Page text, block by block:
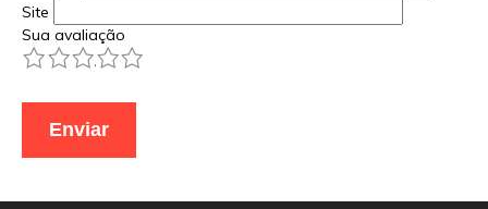
Site
Sua avaliação
5
4
3
2